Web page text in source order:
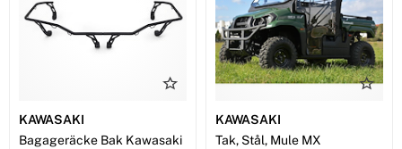
KAWASAKI
Bagageräcke Bak Kawasaki
KAWASAKI
Tak, Stål, Mule MX